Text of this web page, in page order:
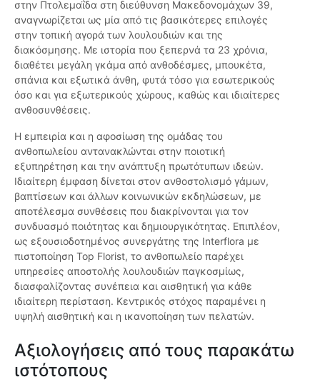
στην Πτολεμαΐδα στη διεύθυνση Μακεδονομάχων 39,
αναγνωρίζεται ως μία από τις βασικότερες επιλογές
στην τοπική αγορά των λουλουδιών και της
διακόσμησης. Με ιστορία που ξεπερνά τα 23 χρόνια,
διαθέτει μεγάλη γκάμα από ανθοδέσμες, μπουκέτα,
σπάνια και εξωτικά άνθη, φυτά τόσο για εσωτερικούς
όσο και για εξωτερικούς χώρους, καθώς και ιδιαίτερες
ανθοσυνθέσεις.
Η εμπειρία και η αφοσίωση της ομάδας του
ανθοπωλείου αντανακλώνται στην ποιοτική
εξυπηρέτηση και την ανάπτυξη πρωτότυπων ιδεών.
Ιδιαίτερη έμφαση δίνεται στον ανθοστολισμό γάμων,
βαπτίσεων και άλλων κοινωνικών εκδηλώσεων, με
αποτέλεσμα συνθέσεις που διακρίνονται για τον
συνδυασμό ποιότητας και δημιουργικότητας. Επιπλέον,
ως εξουσιοδοτημένος συνεργάτης της Interflora με
πιστοποίηση Top Florist, το ανθοπωλείο παρέχει
υπηρεσίες αποστολής λουλουδιών παγκοσμίως,
διασφαλίζοντας συνέπεια και αισθητική για κάθε
ιδιαίτερη περίσταση. Κεντρικός στόχος παραμένει η
υψηλή αισθητική και η ικανοποίηση των πελατών.
Αξιολογήσεις από τους παρακάτω
ιστότοπους